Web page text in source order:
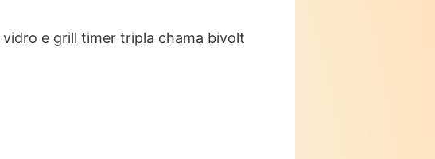
e grill timer tripla chama bivolt